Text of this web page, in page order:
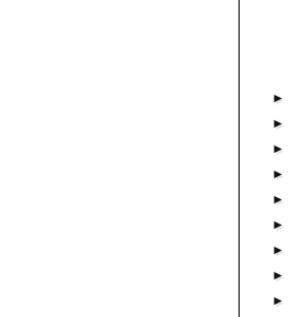
►
►
►
►
►
►
►
►
►